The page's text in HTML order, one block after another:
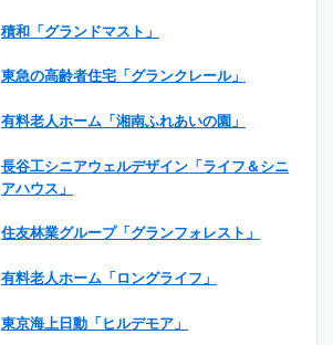
積和「グランドマスト」
東急の高齢者住宅「グランクレール」
有料老人ホーム「湘南ふれあいの園」
長谷工シニアウェルデザイン「ライフ＆シニ
アハウス」
住友林業グループ「グランフォレスト」
有料老人ホーム「ロングライフ」
東京海上日動「ヒルデモア」